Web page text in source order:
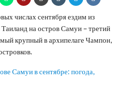
числах сентября ездим из
на остров Самуи – третий
крупный в архипелаге Чампон,